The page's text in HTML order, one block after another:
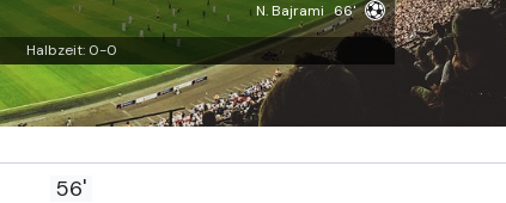
N. Bajrami 66'
Halbzeit: 0-0
56'